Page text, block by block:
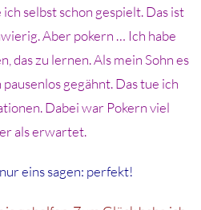
selbst schon gespielt. Das ist
Aber pokern … Ich habe
das zu lernen. Als mein Sohn es
gegähnt. Das tue ich
Dabei war Pokern viel
als erwartet.
eins sagen: perfekt!